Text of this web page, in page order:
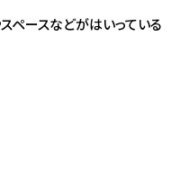
ペースなどがはいっている